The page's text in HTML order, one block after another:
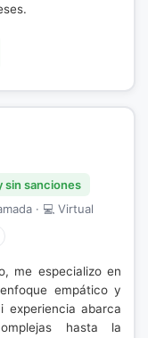
sin sanciones
· 💻 Virtual
me especializo en
empático y
experiencia abarca
hasta la